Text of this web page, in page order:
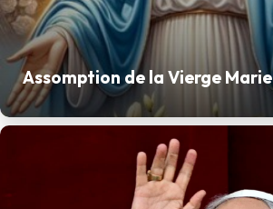
Assomption de la Vierge Marie